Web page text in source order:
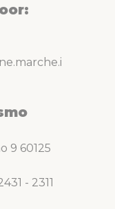
9 60125
- 2311